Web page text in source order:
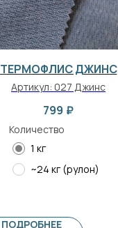
ТЕРМОФЛИС ДЖИНС
Артикул: 027 Джинс
799 ₽
Количество
1 кг
~24 кг (рулон)
ПОДРОБНЕЕ